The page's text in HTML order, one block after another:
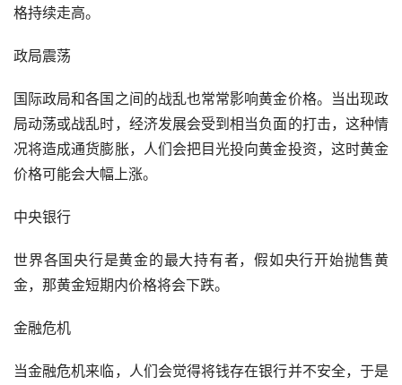
格持续走高。
政局震荡
国际政局和各国之间的战乱也常常影响黄金价格。当出现政
局动荡或战乱时，经济发展会受到相当负面的打击，这种情
况将造成通货膨胀，人们会把目光投向黄金投资，这时黄金
价格可能会大幅上涨。
中央银行
世界各国央行是黄金的最大持有者，假如央行开始抛售黄
金，那黄金短期内价格将会下跌。
金融危机
当金融危机来临，人们会觉得将钱存在银行并不安全，于是